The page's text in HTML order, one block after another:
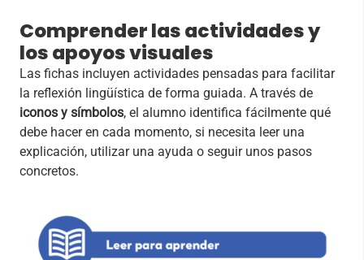
Comprender las actividades y
los apoyos visuales
Las fichas incluyen actividades pensadas para facilitar
la reflexión lingüística de forma guiada. A través de
iconos y símbolos, el alumno identifica fácilmente qué
debe hacer en cada momento, si necesita leer una
explicación, utilizar una ayuda o seguir unos pasos
concretos.